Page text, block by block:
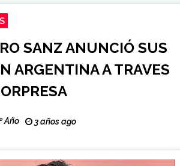
SANZ ANUNCIÓ SUS
ARGENTINA A TRAVES
Año 3 años ago